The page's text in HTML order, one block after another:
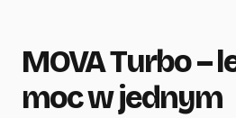
MOVA Turbo –
moc w jednym